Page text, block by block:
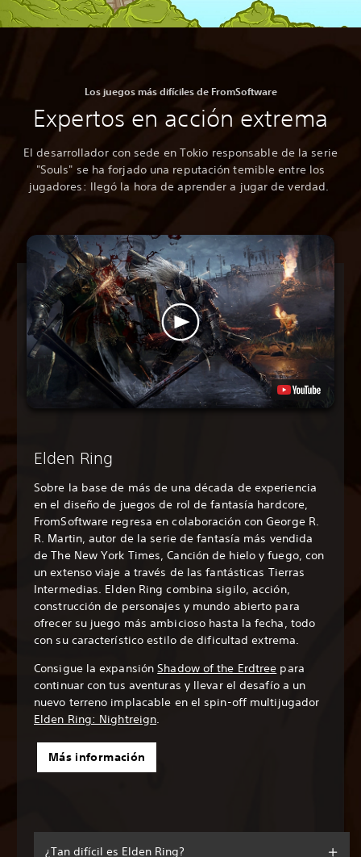
Los juegos más difíciles de FromSoftware
Expertos en acción extrema
El desarrollador con sede en Tokio responsable de la serie
"Souls" se ha forjado una reputación temible entre los
jugadores: llegó la hora de aprender a jugar de verdad.
Elden Ring
Sobre la base de más de una década de experiencia
en el diseño de juegos de rol de fantasía hardcore,
FromSoftware regresa en colaboración con George R.
R. Martin, autor de la serie de fantasía más vendida
de The New York Times, Canción de hielo y fuego, con
un extenso viaje a través de las fantásticas Tierras
Intermedias. Elden Ring combina sigilo, acción,
construcción de personajes y mundo abierto para
ofrecer su juego más ambicioso hasta la fecha, todo
con su característico estilo de dificultad extrema.
Consigue la expansiónShadow of the Erdtree para
continuar con tus aventuras y llevar el desafío a un
nuevo terreno implacable en el spin-off multijugador
Elden Ring: Nightreign.
Más información
¿Tan difícil es Elden Ring?